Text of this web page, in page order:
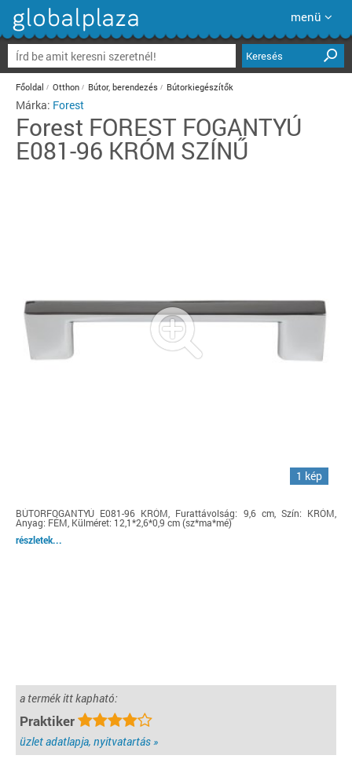
menü
Keresés
Főoldal Otthon Bútor, berendezés Bútorkiegészítők
Márka: Forest
Forest FOREST FOGANTYÚ
E081-96 KRÓM SZÍNŰ
1 kép
BÚTORFOGANTYÚ E081-96 KRÓM, Furattávolság: 9,6 cm, Szín: KRÓM,
Anyag: FÉM, Külméret: 12,1*2,6*0,9 cm (sz*ma*mé)
részletek...
a termék itt kapható:
Praktiker
üzlet adatlapja, nyitvatartás »